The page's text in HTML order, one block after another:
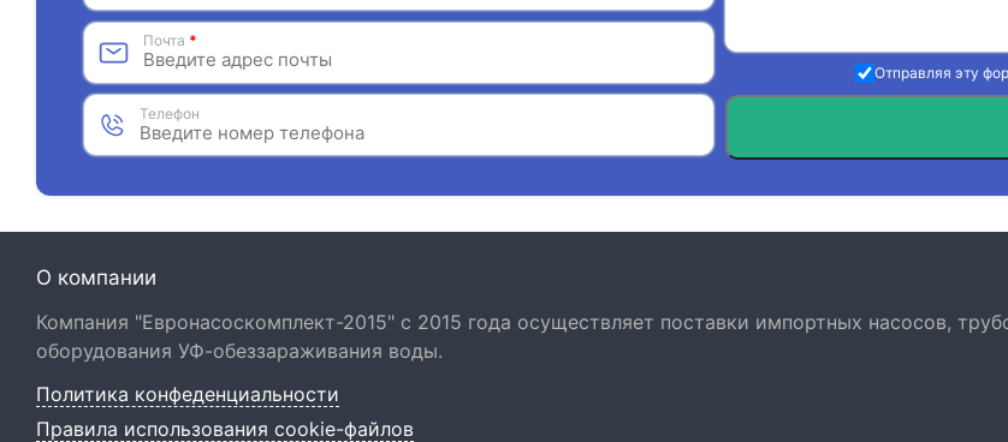
Почта *
Телефон
Отправляя эту
О компании
Компания "Евронасоскомплект-2015" с 2015 года осуществляет поставки импортных насосов,
оборудования УФ-обеззараживания воды.
Политика конфеденциальности
Правила использования cookie-файлов